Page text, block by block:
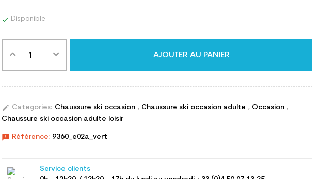
 Disponible
AJOUTER AU PANIER
edit Categories: Chaussure ski occasion , Chaussure ski occasion adulte , Occasion ,
Chaussure ski occasion adulte loisir
announcement Référence: 9360_e02a_vert
Service clients